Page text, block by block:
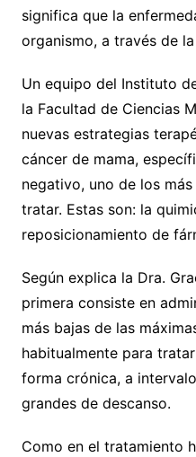
significa que la
organismo, a través de
Un equipo del Instituto
la Facultad de Ciencias
nuevas estrategias
cáncer de mama,
negativo, uno de los
tratar. Estas son: la
reposicionamiento de
Según explica la Dra.
primera consiste en
más bajas de las
habitualmente para
forma crónica, a
grandes de descanso.
Como en el tratamiento